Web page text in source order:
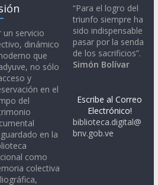
un servicio
dinámico
que
no sólo
y
en el
del
en la
como
colectiva
“Para el logro del
triunfo siempre ha
sido indispensable
pasar por la senda
de los sacrificios”.
Simón Bolívar
Escribe al Correo
Electrónico!
biblioteca.digital@
bnv.gob.ve